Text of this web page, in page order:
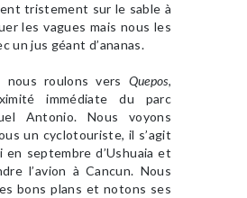
tristement sur le sable à
les vagues mais nous les
un jus géant d’ananas.
nous roulons vers Quepos,
immédiate du parc
Antonio. Nous voyons
un cyclotouriste, il s’agit
en septembre d’Ushuaia et
l’avion à Cancun. Nous
bons plans et notons ses